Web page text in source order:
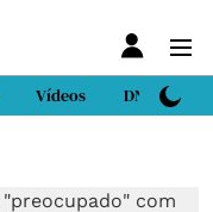
Vídeos DN Sport